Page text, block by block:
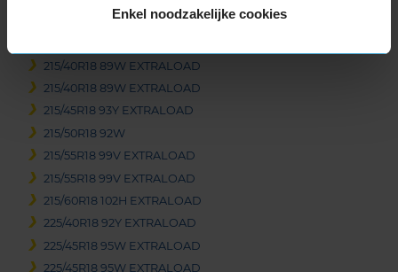
Enkel noodzakelijke cookies
195/55R18 93H EXTRALOAD
215/40R18 89W EXTRALOAD
215/40R18 89W EXTRALOAD
215/45R18 93Y EXTRALOAD
215/50R18 92W
215/55R18 99V EXTRALOAD
215/55R18 99V EXTRALOAD
215/60R18 102H EXTRALOAD
225/40R18 92Y EXTRALOAD
225/45R18 95W EXTRALOAD
225/45R18 95W EXTRALOAD